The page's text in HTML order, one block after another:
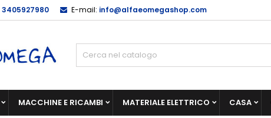
3405927980 E-mail: info@alfaeomegashop.com
MACCHINE E RICAMBI MATERIALE ELETTRICO CASA